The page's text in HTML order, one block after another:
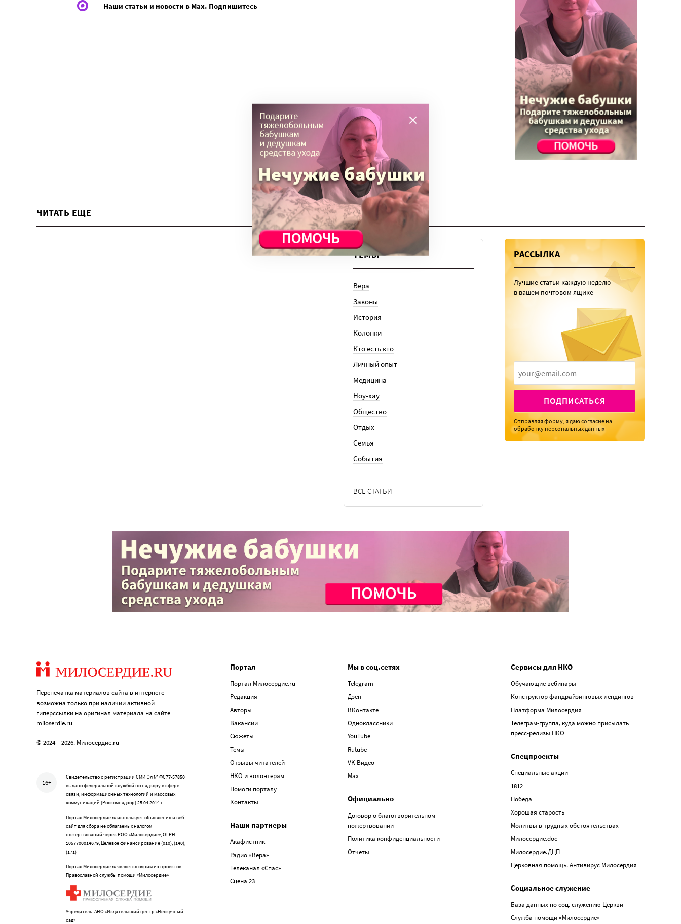
Наши статьи и новости в Max. Подпишитесь
ЧИТАТЬ ЕЩЕ
ТЕМЫ
Вера
Законы
История
Колонки
Кто есть кто
Личный опыт
Медицина
Ноу-хау
Общество
Отдых
Семья
События
ВСЕ СТАТЬИ
РАССЫЛКА
Лучшие статьи каждую неделю
в вашем почтовом ящике
ПОДПИСАТЬСЯ
Отправляя форму, я даюсогласие на
обработку персональных данных
Перепечатка материалов сайта в интернете
возможна только при наличии активной
гиперссылки на оригинал материала на сайте
miloserdie.ru
© 2024 – 2026. Милосердие.ru
16+
Свидетельство о регистрации СМИ Эл № ФС77-57850
выдано федеральной службой по надзору в сфере
связи, информационных технологий и массовых
коммуникаций (Роскомнадзор) 25.04.2014 г.
Портал Милосердие.ru использует объявления и веб-
сайт для сбора не облагаемых налогом
пожертвований через РОО «Милосердие», ОГРН
1057700014679, Целевое финансирование (010), (140),
(171)
Портал Милосердие.ru является одним из проектов
Православной службы помощи «Милосердие»
Учредитель: АНО «Издательский центр «Нескучный
сад»
Портал
Портал Милосердие.ru
Редакция
Авторы
Вакансии
Сюжеты
Темы
Отзывы читателей
НКО и волонтерам
Помоги порталу
Контакты
Наши партнеры
Акафистник
Радио «Вера»
Телеканал «Спас»
Сцена 23
Мы в соц.сетях
Telegram
Дзен
ВКонтакте
Одноклассники
YouTube
Rutube
VK Видео
Max
Официально
Договор о благотворительном
пожертвовании
Политика конфиденциальности
Отчеты
Сервисы для НКО
Обучающие вебинары
Конструктор фандрайзинговых лендингов
Платформа Милосердия
Телеграм-группа, куда можно присылать
пресс-релизы НКО
Спецпроекты
Специальные акции
1812
Победа
Хорошая старость
Молитвы в трудных обстоятельствах
Милосердие.doc
Милосердие.ДЦП
Церковная помощь. Антивирус Милосердия
Социальное служение
База данных по соц. служению Церкви
Служба помощи «Милосердие»